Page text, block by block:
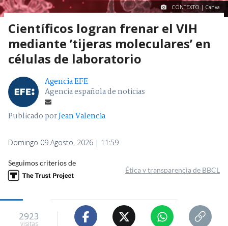
CONTEXTO | Canva
Científicos logran frenar el VIH
mediante ’tijeras moleculares’ en
células de laboratorio
Agencia EFE
Agencia española de noticias
Publicado porJean Valencia
Domingo 09 Agosto, 2026 | 11:59
Seguimos criterios de
Ética y transparencia de BBCL
2923
visitas